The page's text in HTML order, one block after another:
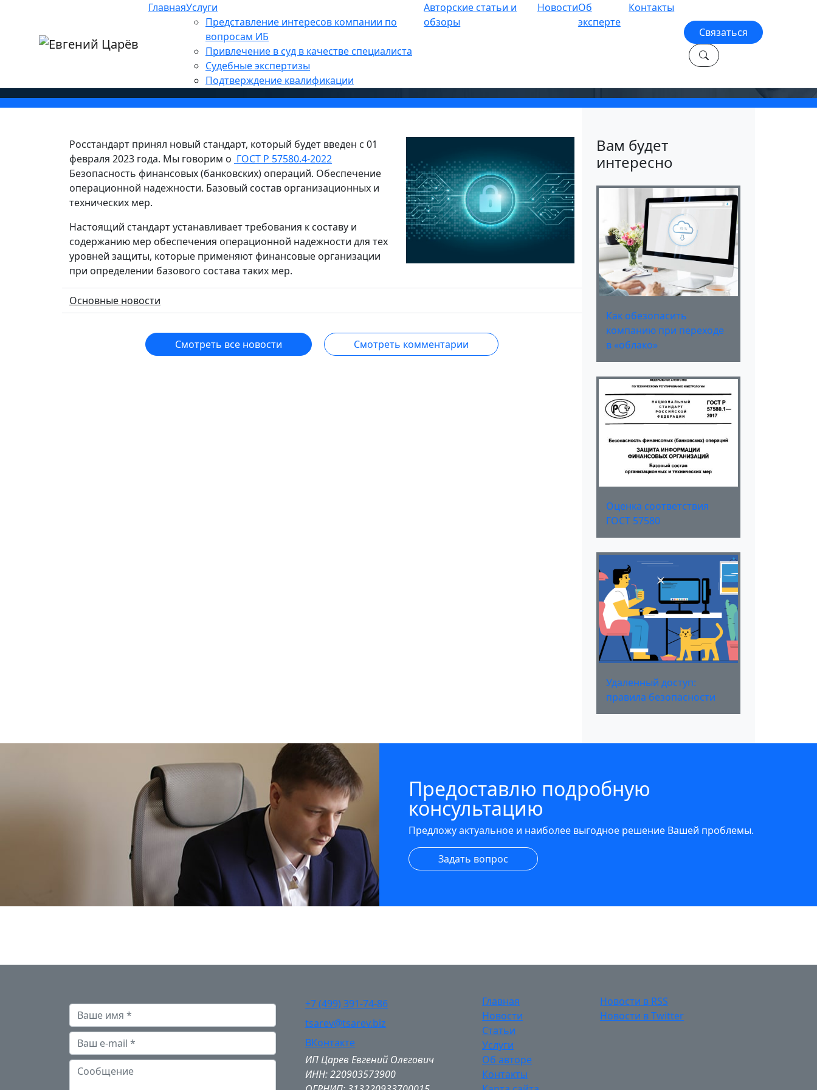
ГлавнаяУслуги
Представление интересов компании по
вопросам ИБ
Привлечение в суд в качестве специалиста
Судебные экспертизы
Подтверждение квалификации
Авторские статьи и
обзоры
НовостиОб
эксперте
Контакты
Связаться
Основные новости»
ГОСТ Р 57580.4-2022 будет введен с 1.02.2023 г.
Росстандарт принял новый стандарт, который будет введен с 01
февраля 2023 года. Мы говорим о ГОСТ Р 57580.4-2022
Безопасность финансовых (банковских) операций. Обеспечение
операционной надежности. Базовый состав организационных и
технических мер.
Настоящий стандарт устанавливает требования к составу и
содержанию мер обеспечения операционной надежности для тех
уровней защиты, которые применяют финансовые организации
при определении базового состава таких мер.
Основные новости
Смотреть все новости Смотреть комментарии
Вам будет
интересно
Как обезопасить
компанию при переходе
в «облако»
Оценка соответствия
ГОСТ 57580
Удаленный доступ:
правила безопасности
Предоставлю подробную
консультацию
Предложу актуальное и наиболее выгодное решение Вашей проблемы.
Задать вопрос
+7 (499) 391-74-86
tsarev@tsarev.biz
ВКонтакте
ИП Царев Евгений Олегович
ИНН: 220903573900
Главная
Новости
Статьи
Услуги
Об авторе
Контакты
Новости в RSS
Новости в Twitter